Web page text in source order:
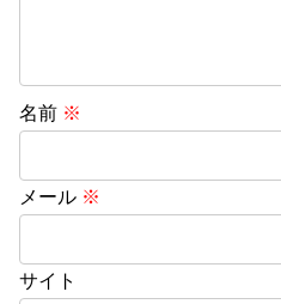
名前 ※
メール ※
サイト